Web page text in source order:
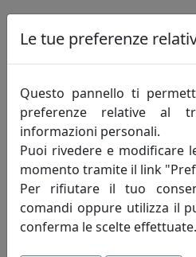
Informazioni sul brand
i principi
spirito della
trent'anni,
mercato, opera alla
miglioramento degli
offerto al fine di soddisfare
ogni cliente.
Le tue preferenze
Questo pannello ti
preferenze relative al
informazioni personali.
Puoi rivedere e modificare
momento tramite il link
Per rifiutare il tuo
comandi oppure utilizza il
conferma le scelte effettuate.